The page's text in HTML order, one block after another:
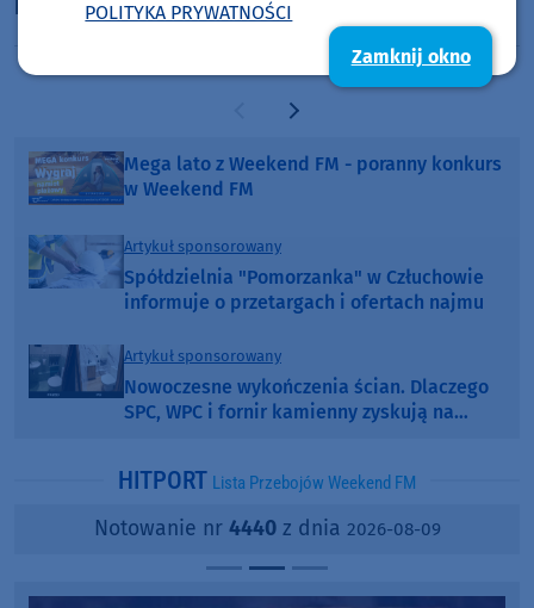
Kościerzynie
Poprzednia strona
Następna strona
Mega lato z Weekend FM - poranny konkurs
w Weekend FM
Artykuł sponsorowany
Spółdzielnia "Pomorzanka" w Człuchowie
informuje o przetargach i ofertach najmu
Artykuł sponsorowany
Nowoczesne wykończenia ścian. Dlaczego
SPC, WPC i fornir kamienny zyskują na
HITPORT Lista Przebojów Weekend FM
Notowanie nr 4440z dnia 2026-08-09
POLITYKA PRYWATNOŚCI
Zamknij okno